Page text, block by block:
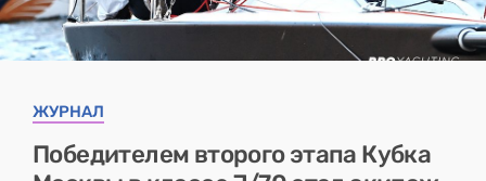
ЖУРНАЛ
Победителем второго этапа Кубка